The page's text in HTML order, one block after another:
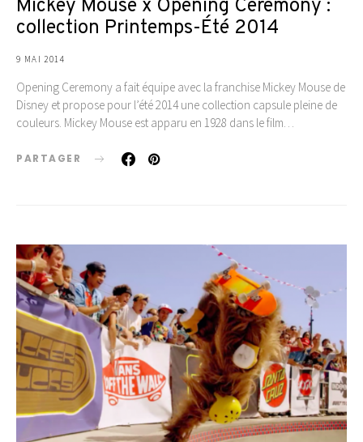
Mickey Mouse x Opening Ceremony :
collection Printemps-Été 2014
9 MAI 2014
Opening Ceremony a fait équipe avec la franchise Mickey Mouse de
Disney et propose pour l’été 2014 une collection capsule pleine de
couleurs. Mickey Mouse est apparu en 1928 dans le film…
PARTAGER